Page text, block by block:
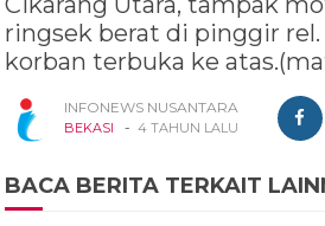
ringsek berat di pinggir
korban terbuka ke
INFONEWS NUSANTARA
BEKASI - 4 TAHUN LALU
BACA BERITA TERKAIT